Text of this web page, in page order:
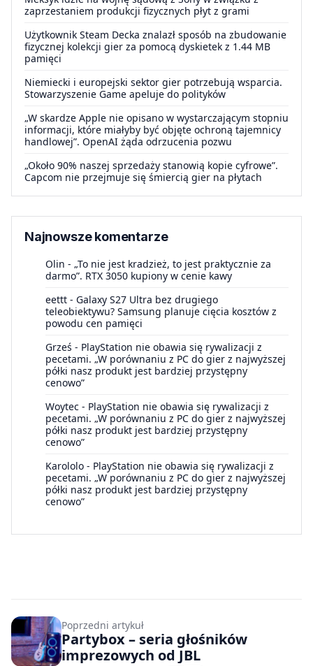
zaprzestaniem produkcji fizycznych płyt z grami
Użytkownik Steam Decka znalazł sposób na zbudowanie
fizycznej kolekcji gier za pomocą dyskietek z 1.44 MB
pamięci
Niemiecki i europejski sektor gier potrzebują wsparcia.
Stowarzyszenie Game apeluje do polityków
„W skardze Apple nie opisano w wystarczającym stopniu
informacji, które miałyby być objęte ochroną tajemnicy
handlowej”. OpenAI żąda odrzucenia pozwu
„Około 90% naszej sprzedaży stanowią kopie cyfrowe”.
Capcom nie przejmuje się śmiercią gier na płytach
Najnowsze komentarze
Olin - „To nie jest kradzież, to jest praktycznie za
darmo”. RTX 3050 kupiony w cenie kawy
eettt - Galaxy S27 Ultra bez drugiego
teleobiektywu? Samsung planuje cięcia kosztów z
powodu cen pamięci
Grześ - PlayStation nie obawia się rywalizacji z
pecetami. „W porównaniu z PC do gier z najwyższej
półki nasz produkt jest bardziej przystępny
cenowo”
Woytec - PlayStation nie obawia się rywalizacji z
pecetami. „W porównaniu z PC do gier z najwyższej
półki nasz produkt jest bardziej przystępny
cenowo”
Karololo - PlayStation nie obawia się rywalizacji z
pecetami. „W porównaniu z PC do gier z najwyższej
półki nasz produkt jest bardziej przystępny
cenowo”
Poprzedni artykuł
Partybox – seria głośników
imprezowych od JBL